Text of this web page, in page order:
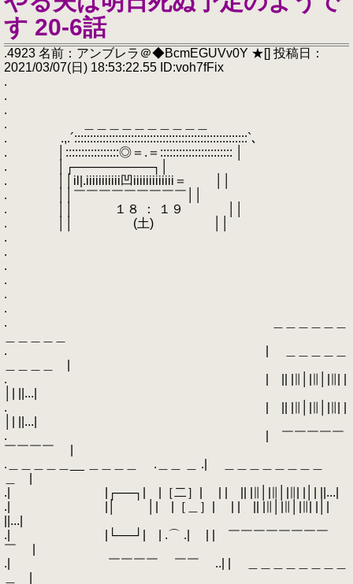
す 20-6話
.4923 名前：アンブレラ＠◆BcmEGUVv0Y ★[] 投稿日：
2021/03/07(日) 18:53:22.55 ID:voh7fFix
.
.
.
. ＿＿＿＿＿＿＿＿＿＿
. .,.´:::::::::::::::::::::::::::::::::::::::::::::::::::::::`､
. │:::::::::::::::::◎＝.＝::::::::::::::::::::::: │
. │┌─────────┐│
. ││il|.iiiiiiiiiii凹iiiiiiiiiiiii＝ ││
. ││￣￣￣￣￣￣￣￣￣││
. ││ １８ ： １９ ││
. ││ (土) ││
.
.
.
.
.
.
. ＿＿＿＿＿＿
. | ＿＿＿＿＿
. | || |∥│|∥│|∥| |
│| ||...|
. | || |∥│|∥│|∥| |
│| ||...|
. | ￣￣￣￣￣
￣￣￣￣ |
.＿＿＿＿＿__ ＿＿＿＿ .＿＿ ＿ .| ＿＿＿＿＿＿＿＿
.| |┌──┐| |［二］| | | || |∥│|∥│|∥| |│| ||...|
.| |│ │| |［＿］| | | || |∥│|∥│|∥| |│|
||...|
.| |└──┘| | .⌒ .| | | ￣￣￣￣￣￣￣￣
￣ |
.| ￣￣￣￣ ￣￣ ..| | ＿＿＿＿＿＿＿＿